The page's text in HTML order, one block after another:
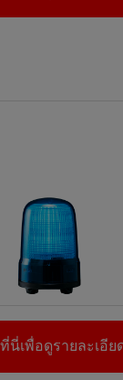
นี่เพื่อดูรายละเอีย